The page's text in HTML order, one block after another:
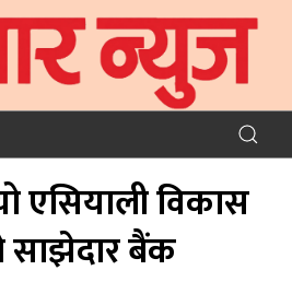
एसियाली विकास
बैंक